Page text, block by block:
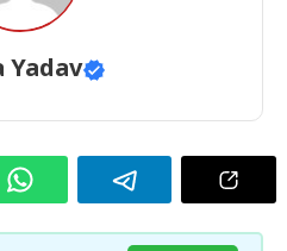
Yadav